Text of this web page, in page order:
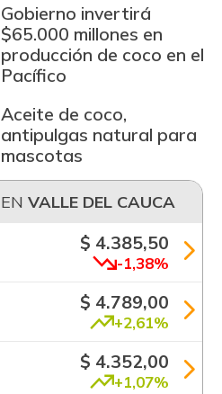
Gobierno invertirá
$65.000 millones en
producción de coco en el
Pacífico
Aceite de coco,
antipulgas natural para
mascotas
VALLE DEL CAUCA
$ 4.385,50
-1,38%
$ 4.789,00
+2,61%
$ 4.352,00
+1,07%